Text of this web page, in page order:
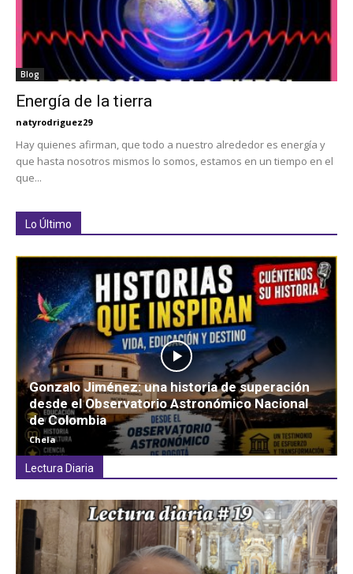
Blog
Energía de la tierra
natyrodriguez29
Hay quienes afirman, que todo a nuestro alrededor es energía y
que hasta nosotros mismos lo somos, estamos en un tiempo en el
que...
Lo Último
Gonzalo Jiménez: una historia de superación
desde el Observatorio Astronómico Nacional
de Colombia
Chela
Lectura Diaria